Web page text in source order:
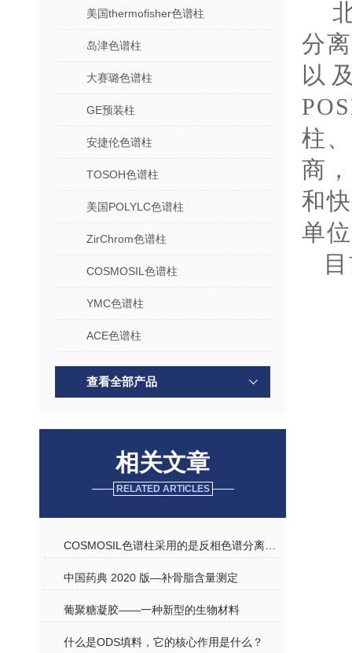
美国thermofisher色谱柱
岛津色谱柱
大赛璐色谱柱
GE预装柱
安捷伦色谱柱
TOSOH色谱柱
美国POLYLC色谱柱
ZirChrom色谱柱
COSMOSIL色谱柱
YMC色谱柱
ACE色谱柱
查看全部产品
相关文章
RELATED ARTICLES
中国药典 2020 版—补骨脂含量测定
葡聚糖凝胶——一种新型的生物材料
什么是ODS填料，它的核心作用是什么？
分
以
柱
商
和
单